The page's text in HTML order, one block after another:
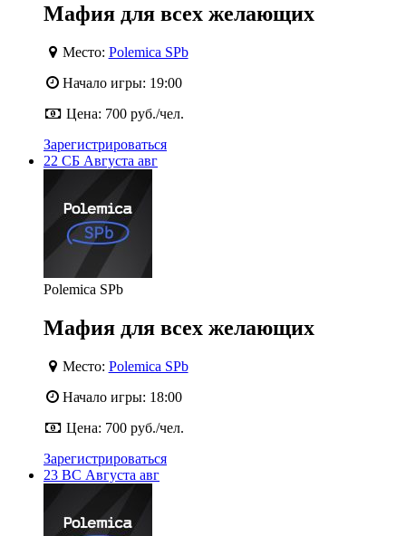
Мафия для всех желающих
Место: Polemica SPb
Начало игры: 19:00
Цена: 700 руб./чел.
Зарегистрироваться
22 СБ Августа авг
Polemica SPb
Мафия для всех желающих
Место: Polemica SPb
Начало игры: 18:00
Цена: 700 руб./чел.
Зарегистрироваться
23 ВС Августа авг